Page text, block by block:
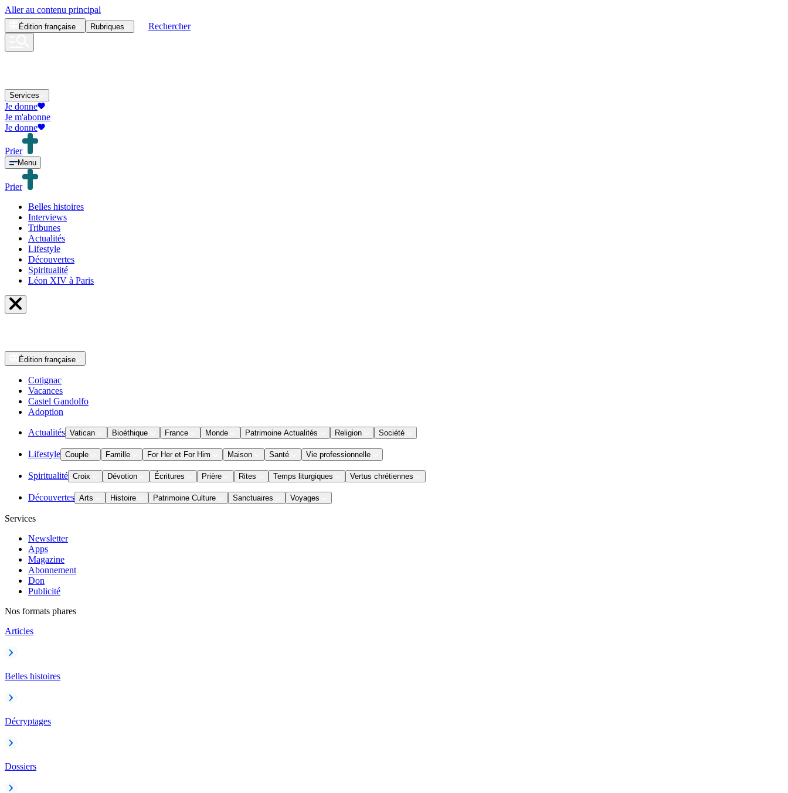
Aller au contenu principal
Édition française Rubriques Rechercher
Services
Je donne
Je m'abonne
Je donne
Prier
Menu
Prier
Belles histoires
Interviews
Tribunes
Actualités
Lifestyle
Découvertes
Spiritualité
Léon XIV à Paris
Édition française
Cotignac
Vacances
Castel Gandolfo
Adoption
Actualités Vatican Bioéthique France Monde Patrimoine Actualités Religion Société
Lifestyle Couple Famille For Her et For Him Maison Santé Vie professionnelle
Spiritualité Croix Dévotion Écritures Prière Rites Temps liturgiques Vertus chrétiennes
Découvertes Arts Histoire Patrimoine Culture Sanctuaires Voyages
Services
Newsletter
Apps
Magazine
Abonnement
Don
Publicité
Nos formats phares
Articles
Belles histoires
Décryptages
Dossiers